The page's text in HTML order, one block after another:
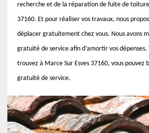
recherche et de la réparation de fuite de toiture
37160. Et pour réaliser vos travaux, nous
déplacer gratuitement chez vous. Nous avons
gratuité de service afin d’amortir vos dépenses.
trouvez à Marce Sur Esves 37160, vous pouvez
gratuité de service.